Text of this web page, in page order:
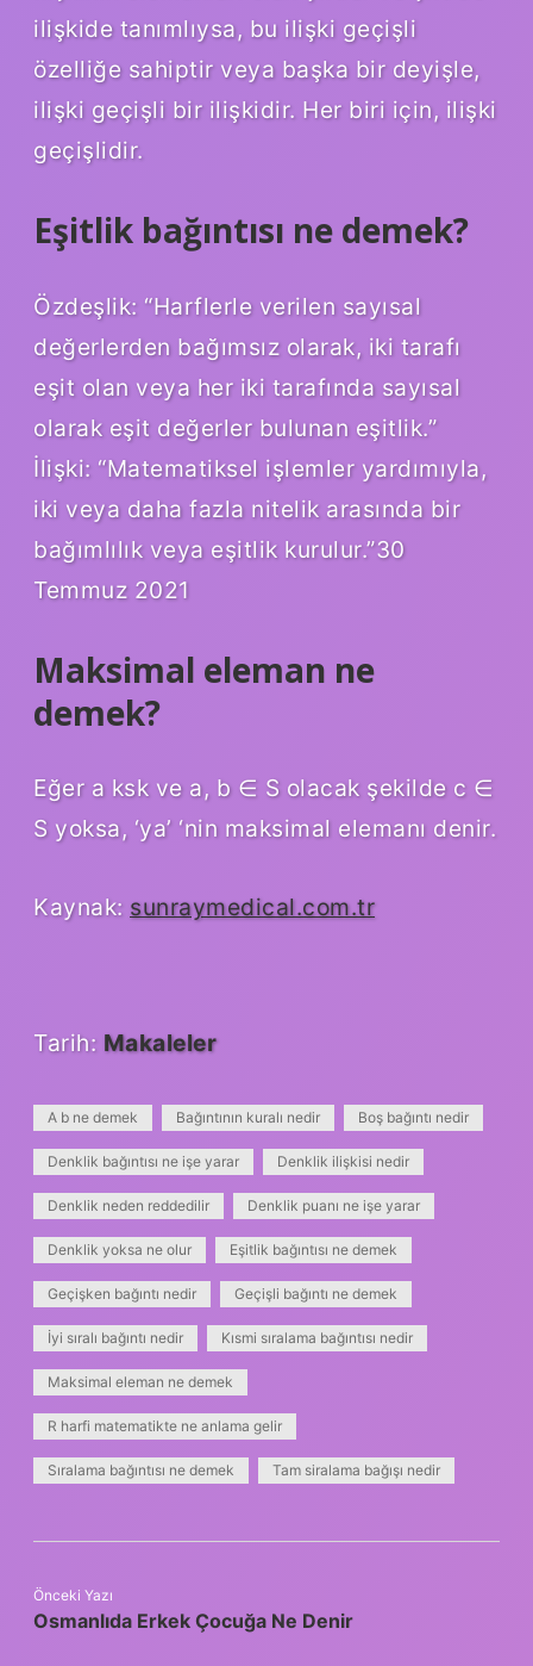
ilişkide tanımlıysa, bu ilişki geçişli
özelliğe sahiptir veya başka bir deyişle,
ilişki geçişli bir ilişkidir. Her biri için, ilişki
geçişlidir.
Eşitlik bağıntısı ne demek?
Özdeşlik: “Harflerle verilen sayısal
değerlerden bağımsız olarak, iki tarafı
eşit olan veya her iki tarafında sayısal
olarak eşit değerler bulunan eşitlik.”
İlişki: “Matematiksel işlemler yardımıyla,
iki veya daha fazla nitelik arasında bir
bağımlılık veya eşitlik kurulur.”30
Temmuz 2021
Maksimal eleman ne
demek?
Eğer a ksk ve a, b ∈ S olacak şekilde c ∈
S yoksa, ‘ya’ ‘nin maksimal elemanı denir.
Kaynak: sunraymedical.com.tr
Tarih: Makaleler
A b ne demek Bağıntının kuralı nedir Boş bağıntı nedir
Denklik bağıntısı ne işe yarar Denklik ilişkisi nedir
Denklik neden reddedilir Denklik puanı ne işe yarar
Denklik yoksa ne olur Eşitlik bağıntısı ne demek
Geçişken bağıntı nedir Geçişli bağıntı ne demek
İyi sıralı bağıntı nedir Kısmi sıralama bağıntısı nedir
Maksimal eleman ne demek
R harfi matematikte ne anlama gelir
Sıralama bağıntısı ne demek Tam siralama bağışı nedir
Önceki Yazı
Osmanlıda Erkek Çocuğa Ne Denir